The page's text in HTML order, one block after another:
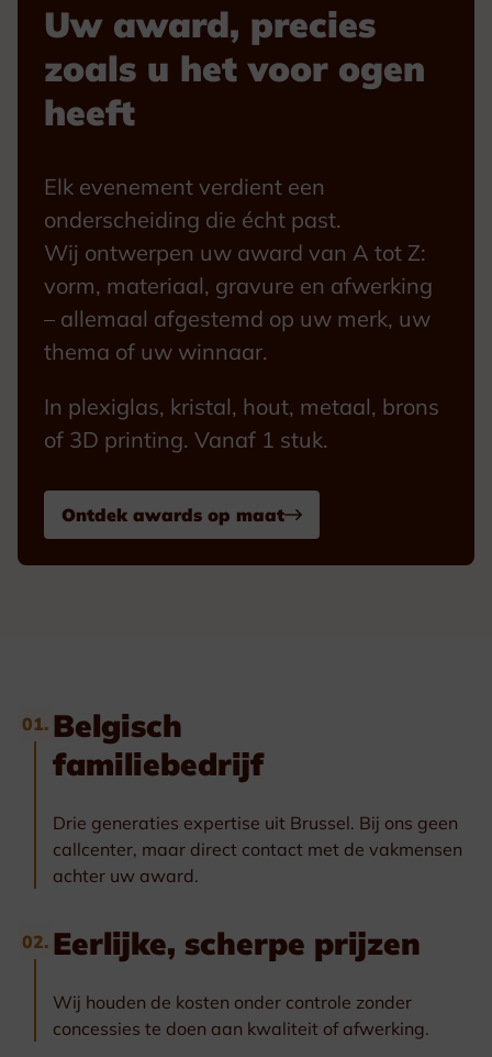
Uw award, precies
zoals u het voor ogen
heeft
Elk evenement verdient een
onderscheiding die écht past.
Wij ontwerpen uw award van A tot Z:
vorm, materiaal, gravure en afwerking
– allemaal afgestemd op uw merk, uw
thema of uw winnaar.
In plexiglas, kristal, hout, metaal, brons
of 3D printing. Vanaf 1 stuk.
Ontdek awards op maat
01. Belgisch
familiebedrijf
Drie generaties expertise uit Brussel. Bij ons geen
callcenter, maar direct contact met de vakmensen
achter uw award.
02. Eerlijke, scherpe prijzen
Wij houden de kosten onder controle zonder
concessies te doen aan kwaliteit of afwerking.